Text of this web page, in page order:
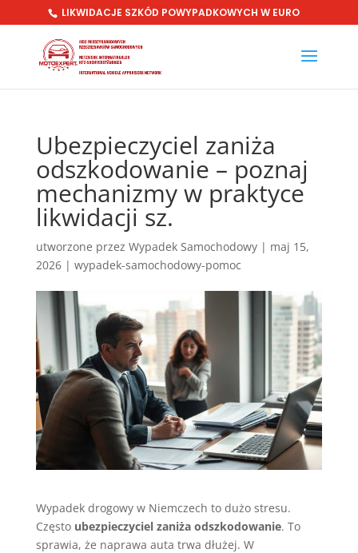
LIKWIDACJE SZKÓD POWYPADKOWYCH W EURO
Ubezpieczyciel zaniża
odszkodowanie – poznaj
mechanizmy w praktyce
likwidacji sz.
utworzone przez Wypadek Samochodowy| maj 15,
2026| wypadek-samochodowy-pomoc
Wypadek drogowy w Niemczech to dużo stresu.
Często ubezpieczyciel zaniża odszkodowanie. To
sprawia, że naprawa auta trwa dłużej. W